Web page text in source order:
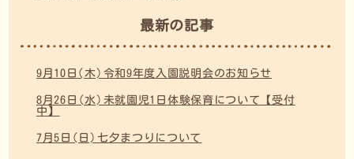
最新の記事
9月10日(木)令和9年度入園説明会のお知らせ
8月26日(水)未就園児1日体験保育について【受付
中】
7月5日(日)七夕まつりについて